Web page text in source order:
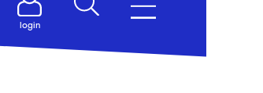
login